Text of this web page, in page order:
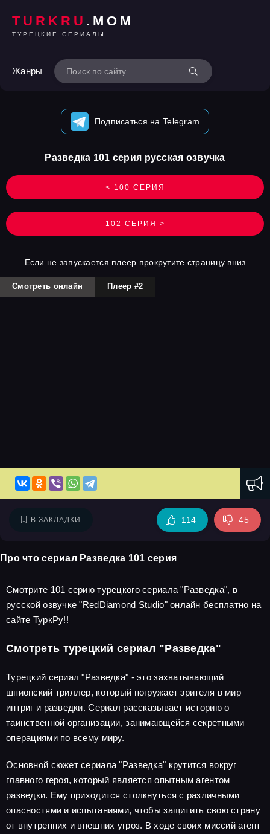
TURKRU .MOM
ТУРЕЦКИЕ СЕРИАЛЫ
Жанры
Подписаться на Telegram
< 100 СЕРИЯ
Разведка 101 серия русская озвучка
102 СЕРИЯ >
Если не запускается плеер прокрутите страницу вниз
Смотреть онлайн Плеер #2
В ЗАКЛАДКИ 114 45
Про что сериал Разведка 101 серия
Смотрите 101 серию турецкого сериала "Разведка", в
русской озвучке "RedDiamond Studio" онлайн бесплатно на
сайте ТуркРу!!
Смотреть турецкий сериал "Разведка"
Турецкий сериал "Разведка" - это захватывающий
шпионский триллер, который погружает зрителя в мир
интриг и разведки. Сериал рассказывает историю о
таинственной организации, занимающейся секретными
операциями по всему миру.
Основной сюжет сериала "Разведка" крутится вокруг
главного героя, который является опытным агентом
разведки. Ему приходится столкнуться с различными
опасностями и испытаниями, чтобы защитить свою страну
от внутренних и внешних угроз. В ходе своих миссий агент